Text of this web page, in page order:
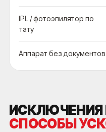
IPL / фотоэпилятор по
тату
Аппарат без документов
ИСКЛЮЧЕНИЯ
СПОСОБЫ